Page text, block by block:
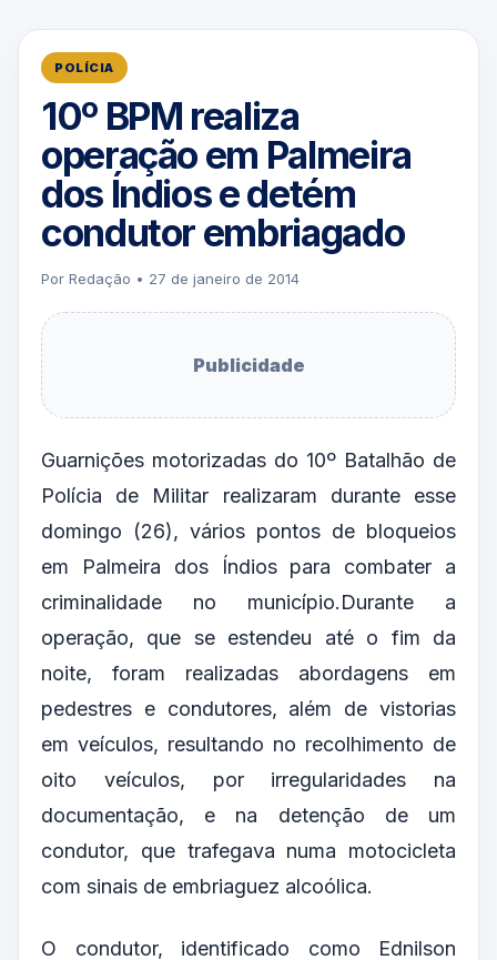
POLÍCIA
10º BPM realiza
operação em Palmeira
dos Índios e detém
condutor embriagado
Por Redação • 27 de janeiro de 2014
Publicidade
Guarnições motorizadas do 10º Batalhão de
Polícia de Militar realizaram durante esse
domingo (26), vários pontos de bloqueios
em Palmeira dos Índios para combater a
criminalidade no município.Durante a
operação, que se estendeu até o fim da
noite, foram realizadas abordagens em
pedestres e condutores, além de vistorias
em veículos, resultando no recolhimento de
oito veículos, por irregularidades na
documentação, e na detenção de um
condutor, que trafegava numa motocicleta
com sinais de embriaguez alcoólica.
O condutor, identificado como Ednilson